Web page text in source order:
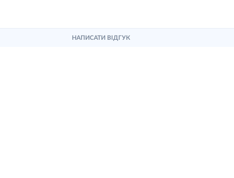
НАПИСАТИ ВІДГУК